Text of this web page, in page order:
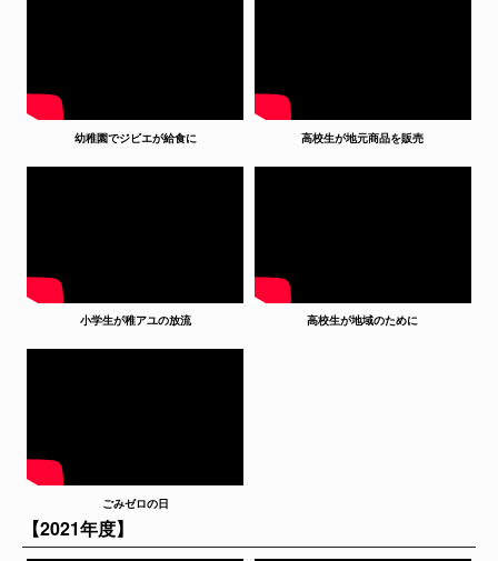
幼稚園でジビエが給食に 高校生が地元商品を販売
小学生が稚アユの放流 高校生が地域のために
ごみゼロの日
【2021年度】